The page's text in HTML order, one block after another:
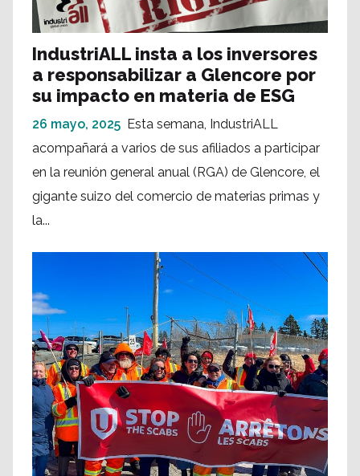
IndustriALL insta a los inversores
a responsabilizar a Glencore por
su impacto en materia de ESG
26 mayo, 2025 Esta semana, IndustriALL
acompañará a varios de sus afiliados a participar
en la reunión general anual (RGA) de Glencore, el
gigante suizo del comercio de materias primas y
la...